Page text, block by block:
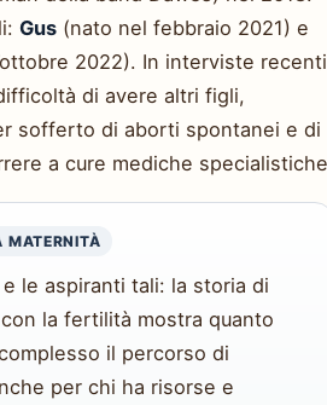
Gus (nato nel febbraio 2021) e
2022). In interviste
di avere altri figli,
sofferto di aborti spontanei e di
a cure mediche
MATERNITÀ
e le aspiranti tali: la storia di
la fertilità mostra quanto
il percorso di
per chi ha risorse e